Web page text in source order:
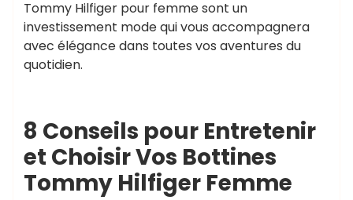
Tommy Hilfiger pour femme sont un
investissement mode qui vous accompagnera
avec élégance dans toutes vos aventures du
quotidien.
8 Conseils pour Entretenir
et Choisir Vos Bottines
Tommy Hilfiger Femme